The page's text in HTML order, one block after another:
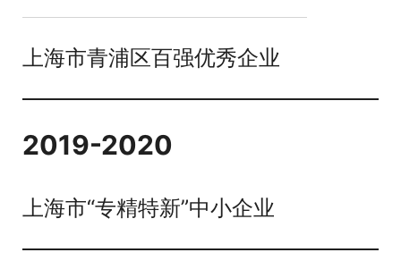
上海市青浦区百强优秀企业
2019-2020
上海市“专精特新”中小企业